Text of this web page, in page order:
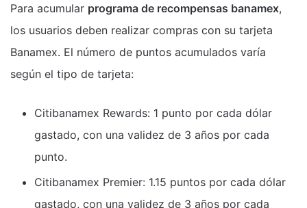
Para acumular programa de recompensas banamex,
los usuarios deben realizar compras con su tarjeta
Banamex. El número de puntos acumulados varía
según el tipo de tarjeta:
Citibanamex Rewards: 1 punto por cada dólar
gastado, con una validez de 3 años por cada
punto.
Citibanamex Premier: 1.15 puntos por cada dólar
gastado, con una validez de 3 años por cada